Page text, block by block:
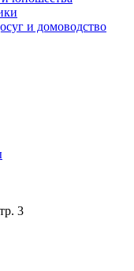
и домоводство
3